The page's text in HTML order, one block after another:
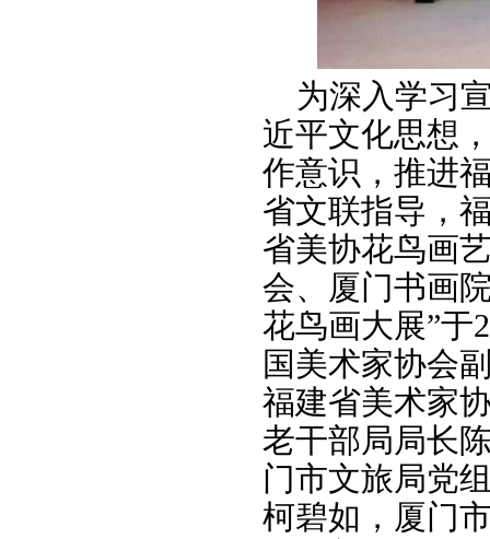
为深入学习
近平文化思想
作意识，推进
省文联指导，
省美协花鸟画
会、厦门书画
花鸟画大展”于
国美术家协会
福建省美术家
老干部局局长
门市文旅局党
柯碧如，厦门